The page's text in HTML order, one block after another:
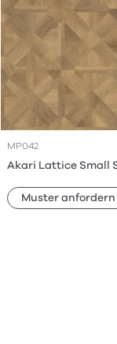
MP042
Akari Lattice Small
Muster anfordern